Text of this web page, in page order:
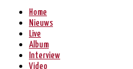
Home
Nieuws
Live
Album
Interview
Video